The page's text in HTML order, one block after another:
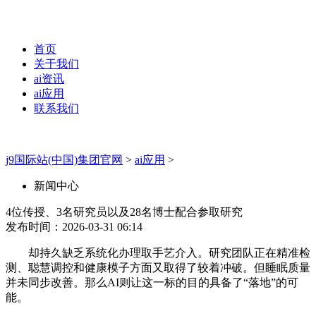
首页
关于我们
ai资讯
ai应用
联系我们
j9国际站(中国)集团官网 > ai应用 >
新闻中心
4位传授、3名研究员以及28名博士配合参取研究
发布时间：2026-03-31 06:14
却持久缺乏系统化办理取手艺介入。研究团队正在精准检
测、聪慧调控和健康模子方面又取得了较着冲破。但睡眠质量
并未同步改善。那么AI则让这一标的目的具备了“落地”的可
能。